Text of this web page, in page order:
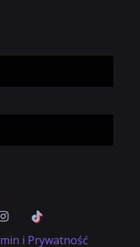
i Prywatność